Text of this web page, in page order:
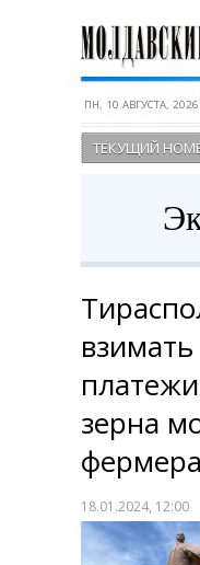
ПН, 10 АВГУСТА, 2026
ТЕКУЩИЙ
зерна
18.01.2024, 12:00